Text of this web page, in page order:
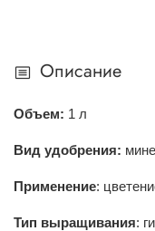
Описание
Объем: 1 л
Вид удобрения:
Применение:
Тип выращивания: